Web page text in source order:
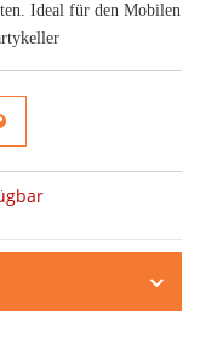
Ideal für den Mobilen